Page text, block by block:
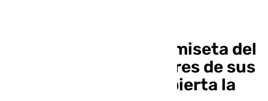
¿Cómo comprar la camiseta del
Málaga con los nombres de sus
abonados? Ya está abierta la